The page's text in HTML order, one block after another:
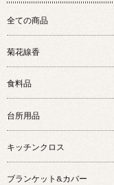
全ての商品
菊花線香
食料品
台所用品
キッチンクロス
ブランケット&カバー